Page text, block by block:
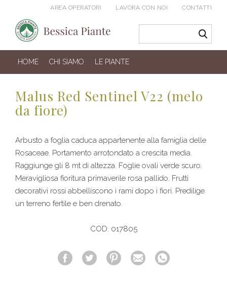
AREA OPERATORI LAVORA CON NOI CONTATTI
HOME CHI SIAMO LE PIANTE
Malus Red Sentinel V22 (melo
da fiore)
Arbusto a foglia caduca appartenente alla famiglia delle
Rosaceae. Portamento arrotondato a crescita media.
Raggiunge gli 8 mt di altezza. Foglie ovali verde scuro.
Meravigliosa fioritura primaverile rosa pallido. Frutti
decorativi rossi abbelliscono i rami dopo i fiori. Predilige
un terreno fertile e ben drenato.
COD. 017805